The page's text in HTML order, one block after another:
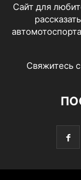
Сайт для
Свяжитесь